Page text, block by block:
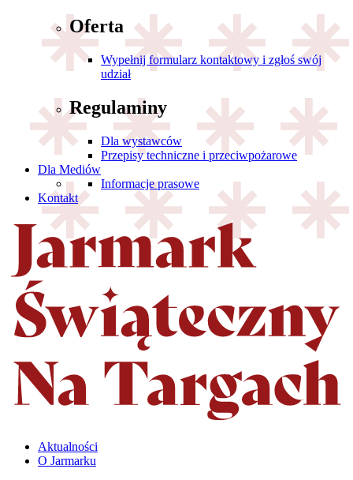
Oferta
Wypełnij formularz kontaktowy i zgłoś swój
udział
Regulaminy
Dla wystawców
Przepisy techniczne i przeciwpożarowe
Dla Mediów
Informacje prasowe
Kontakt
Aktualności
O Jarmarku